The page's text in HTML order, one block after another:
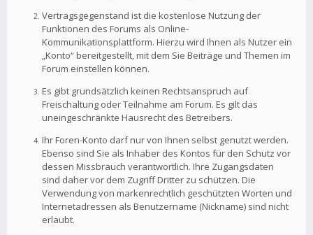
Vertragsgegenstand ist die kostenlose Nutzung der
Funktionen des Forums als Online-
Kommunikationsplattform. Hierzu wird Ihnen als Nutzer ein
„Konto“ bereitgestellt, mit dem Sie Beiträge und Themen im
Forum einstellen können.
Es gibt grundsätzlich keinen Rechtsanspruch auf
Freischaltung oder Teilnahme am Forum. Es gilt das
uneingeschränkte Hausrecht des Betreibers.
Ihr Foren-Konto darf nur von Ihnen selbst genutzt werden.
Ebenso sind Sie als Inhaber des Kontos für den Schutz vor
dessen Missbrauch verantwortlich. Ihre Zugangsdaten
sind daher vor dem Zugriff Dritter zu schützen. Die
Verwendung von markenrechtlich geschützten Worten und
Internetadressen als Benutzername (Nickname) sind nicht
erlaubt.